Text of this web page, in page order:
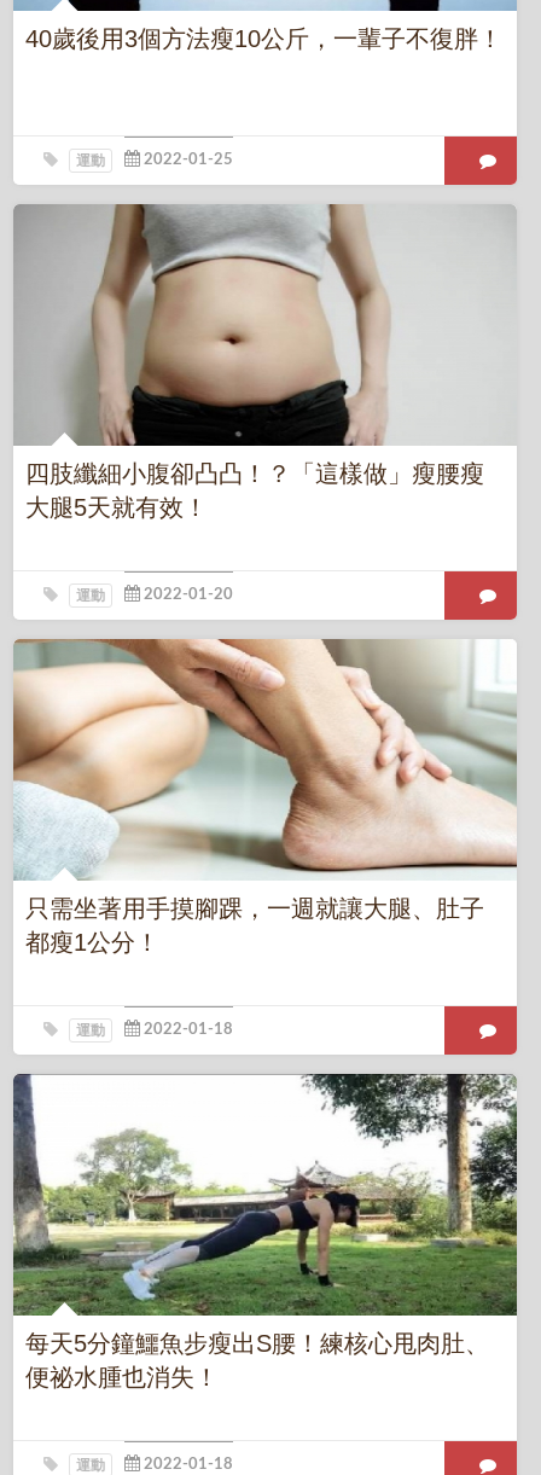
40歲後用3個方法瘦10公斤，一輩子不復胖！
運動
四肢纖細小腹卻凸凸！？「這樣做」瘦腰瘦
大腿5天就有效！
運動
只需坐著用手摸腳踝，一週就讓大腿、肚子
都瘦1公分！
運動
每天5分鐘鱷魚步瘦出S腰！練核心甩肉肚、
便祕水腫也消失！
運動